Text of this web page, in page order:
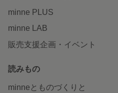
minne PLUS
minne LAB
販売支援企画・イベント
読みもの
minneとものづくりと